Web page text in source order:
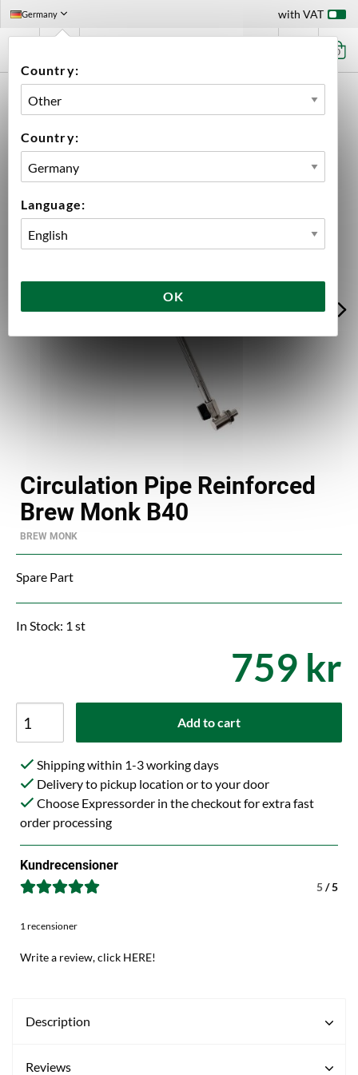
Germany
Country:
Country:
Language:
OK
with VAT
0
BREW MONK ACCESSORIES
CIRCULATION PIPE REINFORCED BREW MONK B40
Circulation Pipe Reinforced
Brew Monk B40
BREW MONK
Spare Part
In Stock: 1 st
759 kr
Add to cart
Shipping within 1-3 working days
Delivery to pickup location or to your door
Choose Expressorder in the checkout for extra fast
order processing
Kundrecensioner
5/ 5
1 recensioner
Write a review, click HERE!
Description
Reviews